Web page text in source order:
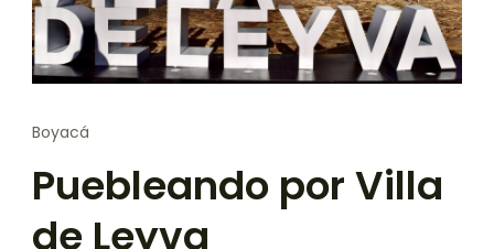
Boyacá
Puebleando por Villa
de Leyva